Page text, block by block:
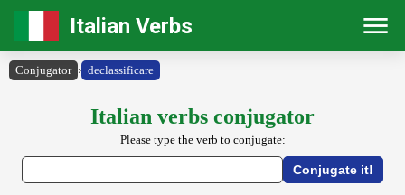
Italian Verbs
Conjugator › declassificare
Italian verbs conjugator
Please type the verb to conjugate: